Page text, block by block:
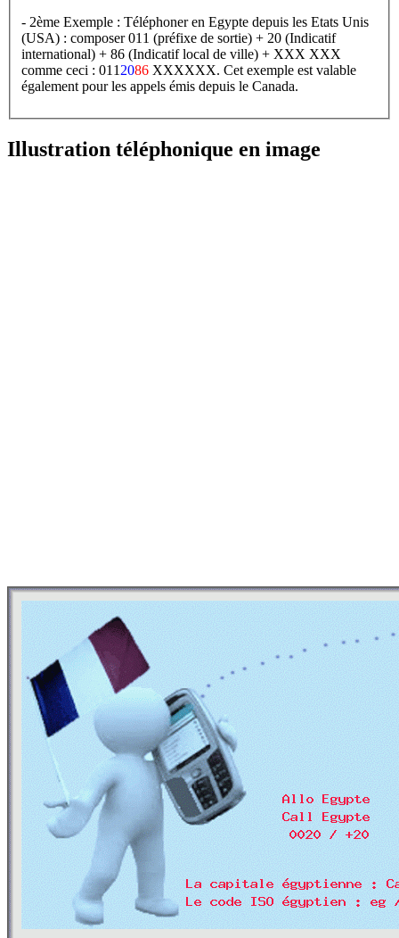
- 2ème Exemple : Téléphoner en Egypte depuis les Etats Unis
(USA) : composer 011 (préfixe de sortie) + 20 (Indicatif
international) + 86 (Indicatif local de ville) + XXX XXX
comme ceci : 011 2086 XXXXXX. Cet exemple est valable
également pour les appels émis depuis le Canada.
Illustration téléphonique en image